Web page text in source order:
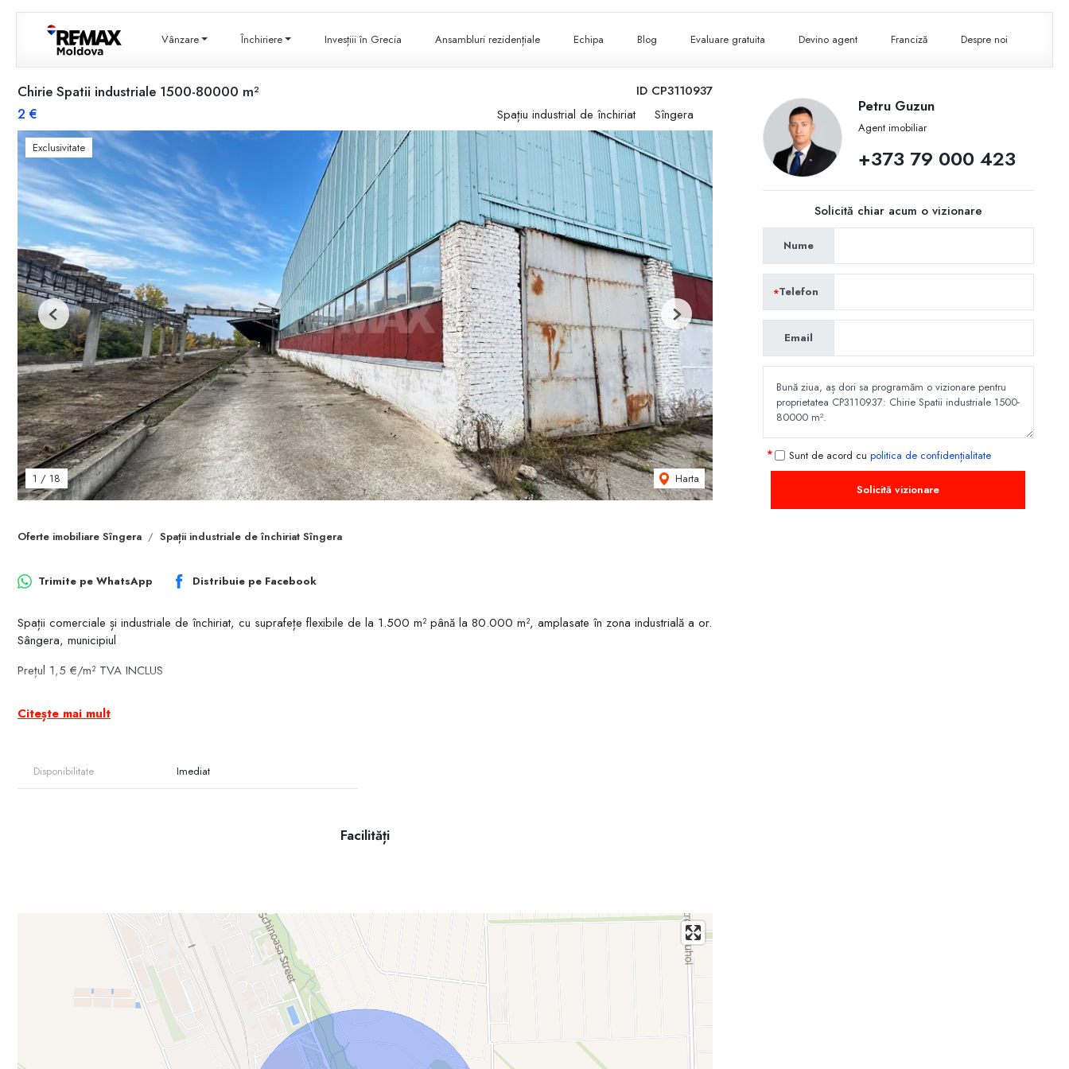
Vânzare Închiriere Invesțiii în Grecia Ansambluri rezidențiale Echipa Blog Evaluare gratuita Devino agent Franciză Despre noi
ID CP3110937
Chirie Spatii industriale 1500-80000 m²
2 €
Spațiu industrial de închiriat Sîngera
Exclusivitate
1 / 18 Harta
Previous Next
Oferte imobiliare Sîngera Spații industriale de închiriat Sîngera
Trimite pe WhatsApp Distribuie pe Facebook
Spații comerciale și industriale de închiriat, cu suprafețe flexibile de la 1.500 m² până la 80.000 m², amplasate în zona industrială a or.
Sângera, municipiul
Prețul 1,5 €/m² TVA INCLUS
* Podea industrială, rezistentă pentru activități de logistică și producere
Poziționare strategică și distanțe rutiere:
* Aeroportul Internațional Chișinău: \~7 km
* Chișinău (Centru): \~16,7 km
* Tiraspol: \~44,6 km
* Vama Palanca (UA): \~99 km
Citește mai mult
Disponibilitate Imediat
Facilități
Petru Guzun
Agent imobiliar
+373 79 000 423
Solicită chiar acum o vizionare
Nume
Telefon
Email
Sunt de acord cu politica de confidențialitate
Solicită vizionare